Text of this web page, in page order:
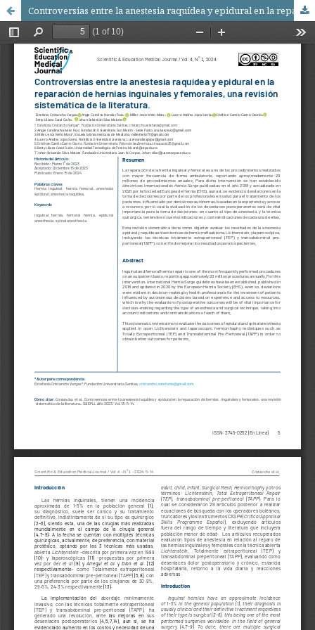
Controversias entre la anestesia raquídea y epidural en la reparación de hernias inguinales y femorales, una revisión sistemática de la literatura